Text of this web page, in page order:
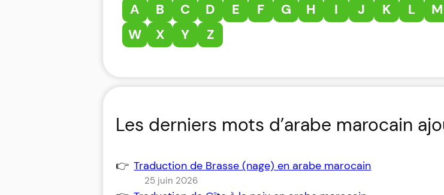
A B C D E F G H I J K L M
W
X Y Z
Les derniers mots d’arabe marocain
Traduction de Brasse (nage) en arabe marocain
25 juin 2026